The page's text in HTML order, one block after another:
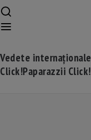
Vedete internaționale
Click!Paparazzii Click!